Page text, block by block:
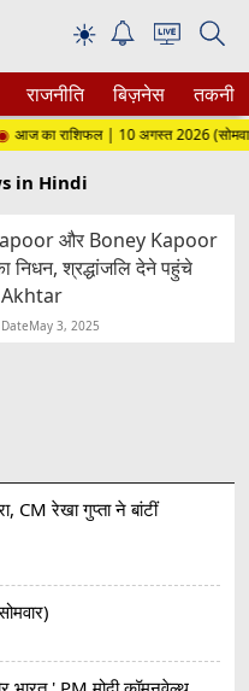
☀
राजनीति बिज़नेस तकनीक
का राशिफल | 10 अगस्त 2026 (सोमवार)
in Hindi
और Boney Kapoor
निधन, श्रद्धांजलि देने पहुंचे
Akhtar
May 3, 2025
CM रेखा गुप्ता ने बांटीं